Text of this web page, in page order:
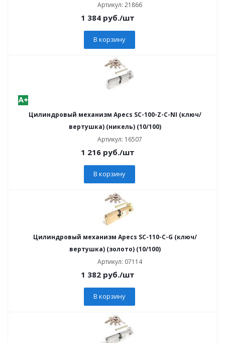
Артикул: 21866
1 384руб./шт
В корзину
Цилиндровый механизм Apecs SC-100-Z-C-NI (ключ/
вертушка) (никель) (10/100)
Артикул: 16507
1 216руб./шт
В корзину
Цилиндровый механизм Apecs SC-110-C-G (ключ/
вертушка) (золото) (10/100)
Артикул: 07114
1 382руб./шт
В корзину